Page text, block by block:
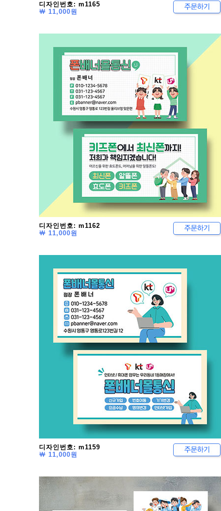
디자인번호: m1165
￦ 11,000원
디자인번호: m1162
￦ 11,000원
디자인번호: m1159
￦ 11,000원